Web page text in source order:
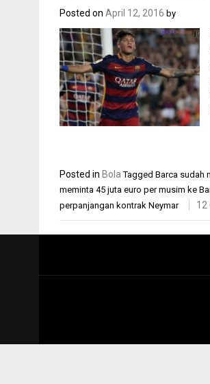
Posted on April 12, 2016 by
Posted in Bola Tagged Barca sudah
meminta 45 juta euro per musim ke
perpanjangan kontrak Neymar
12